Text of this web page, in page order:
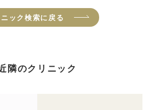
ック検索に戻る
隣のクリニック